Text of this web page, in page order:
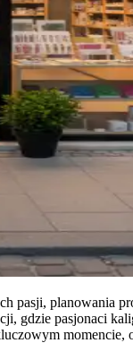
pasji, planowania
gdzie pasjonaci
momencie,